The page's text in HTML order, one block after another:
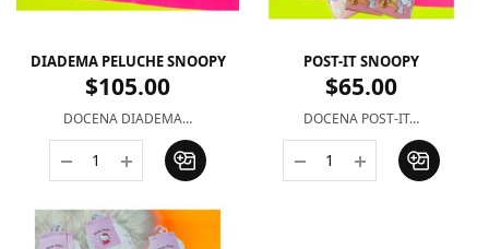
DIADEMA PELUCHE SNOOPY
$105.00
DOCENA DIADEMA…
POST-IT SNOOPY
$65.00
DOCENA POST-IT…